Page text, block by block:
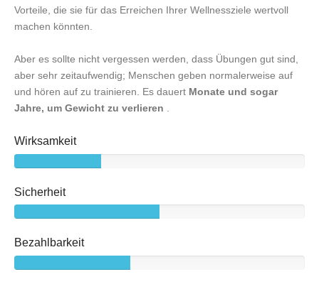
Vorteile, die sie für das Erreichen Ihrer Wellnessziele wertvoll
machen könnten.
Aber es sollte nicht vergessen werden, dass Übungen gut sind,
aber sehr zeitaufwendig; Menschen geben normalerweise auf
und hören auf zu trainieren. Es dauert Monate und sogar
Jahre, um Gewicht zu verlieren
Wirksamkeit
Sicherheit
Bezahlbarkeit